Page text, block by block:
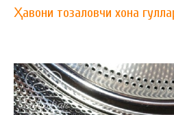
Ҳавони тозаловчи хона